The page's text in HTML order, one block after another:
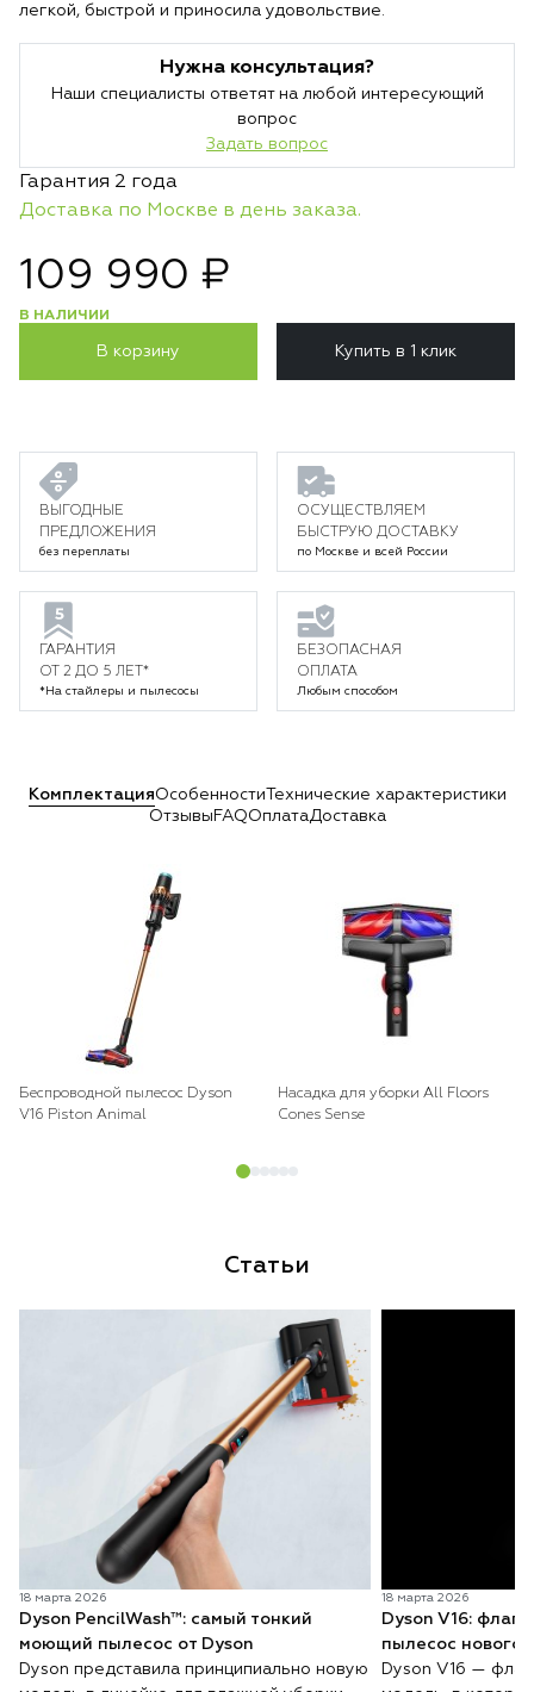
легкой, быстрой и приносила удовольствие.
Нужна консультация?
Наши специалисты ответят на любой интересующий
вопрос
Задать вопрос
Гарантия 2 года
Доставка по Москве в день заказа.
109 990 ₽
В НАЛИЧИИ
В корзину Купить в 1 клик
ВЫГОДНЫЕ
ПРЕДЛОЖЕНИЯ
без переплаты
ОСУЩЕСТВЛЯЕМ
БЫСТРУЮ ДОСТАВКУ
по Москве и всей России
ГАРАНТИЯ
ОТ 2 ДО 5 ЛЕТ*
*На стайлеры и пылесосы
БЕЗОПАСНАЯ
ОПЛАТА
Любым способом
КомплектацияОсобенностиТехнические характеристики
Отзывы FAQОплатаДоставка
Беспроводной пылесос Dyson
V16 Piston Animal
Насадка для уборки All Floors
Cones Sense
Статьи
18 марта 2026
Dyson PencilWash™: самый тонкий
моющий пылесос от Dyson
Dyson представила принципиально новую
18 марта 2026
Dyson V16:
пылесос нового
Dyson V16 —